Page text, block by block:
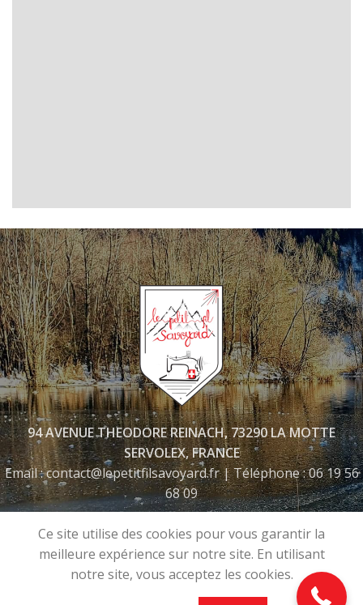
94 AVENUE THEODORE REINACH, 73290 LA MOTTE
SERVOLEX, FRANCE
Email : contact@lepetitfilsavoyard.fr | Téléphone : 06 19 56
68 09
Ce site utilise des cookies pour vous garantir la
meilleure expérience sur notre site. En utilisant
notre site, vous acceptez les cookies.
06 19 56 68 09